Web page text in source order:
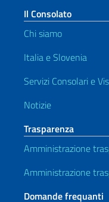
Il Consolato
Chi siamo
Italia e Slovenia
Servizi Consolari e
Notizie
Trasparenza
Amministrazione
Amministrazione
Domande frequanti